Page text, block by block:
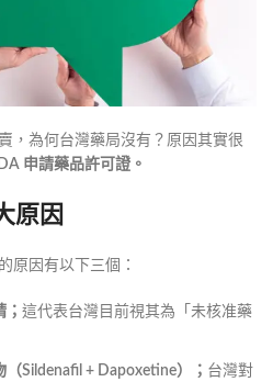
，為何台灣藥局沒有？原因其實很
申請藥品許可證。
原因
原因有以下三個：
這代表台灣目前視其為「未核准藥
Sildenafil + Dapoxetine）； 台灣對